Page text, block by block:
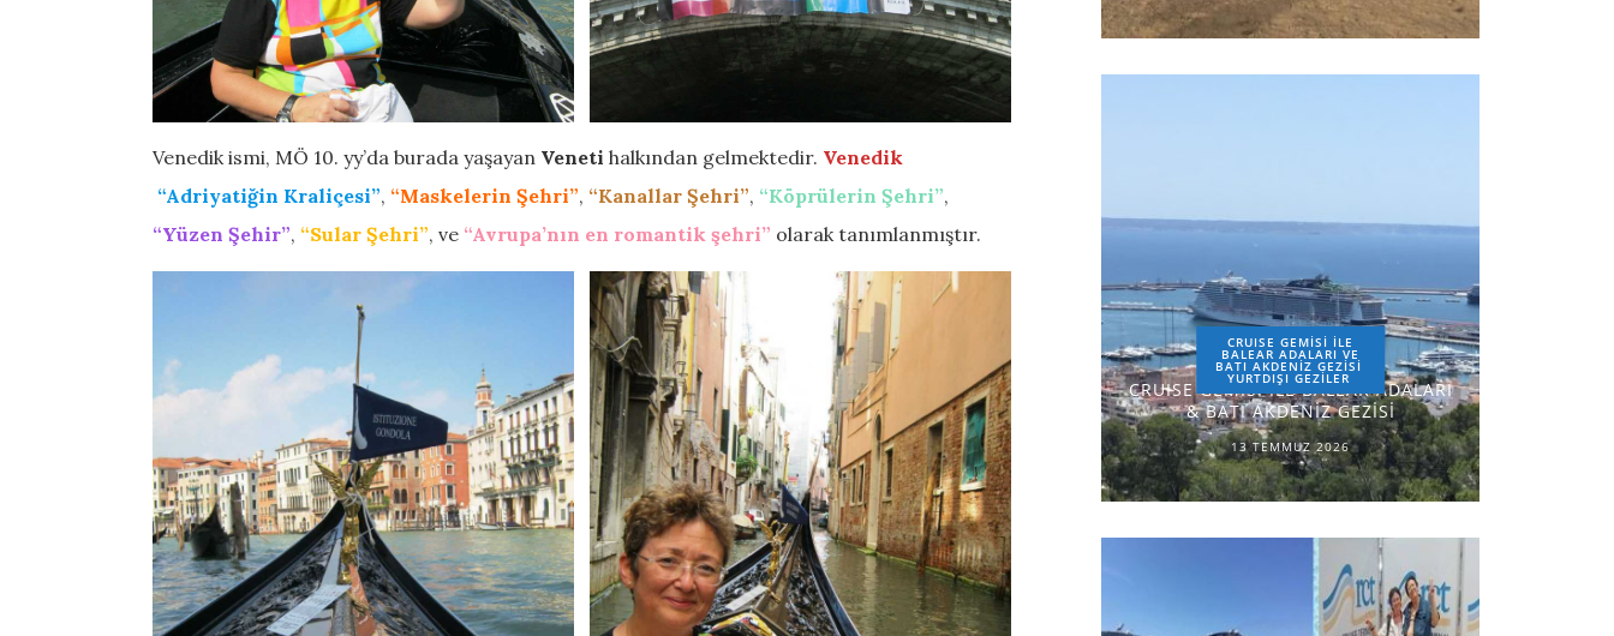
Venedik ismi, MÖ 10. yy’da burada yaşayan Veneti halkından gelmektedir. Venedik
“Adriyatiğin Kraliçesi”, “Maskelerin Şehri”, “Kanallar Şehri”, “Köprülerin Şehri”,
“Yüzen Şehir”, “Sular Şehri”, ve “Avrupa’nın en romantik şehri” olarak tanımlanmıştır.
CRUISE GEMİSİ İLE
BALEAR ADALARI VE
BATI AKDENİZ GEZİSİ
YURTDIŞI GEZILER
CRUISE GEMİSİ İLE BALEAR ADALARI
& BATI AKDENİZ GEZİSİ
13 TEMMUZ 2026